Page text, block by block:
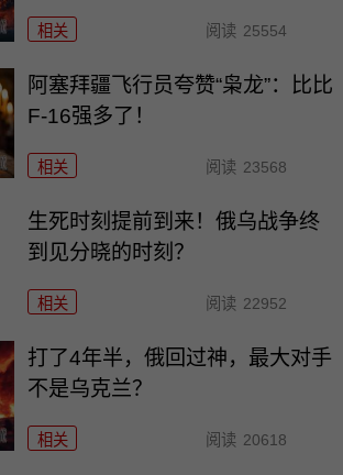
相关 阅读 25554
阿塞拜疆飞行员夸赞“枭龙”：比比
F-16强多了！
相关 阅读 23568
生死时刻提前到来！俄乌战争终
到见分晓的时刻？
相关 阅读 22952
打了4年半，俄回过神，最大对手
不是乌克兰？
相关 阅读 20618